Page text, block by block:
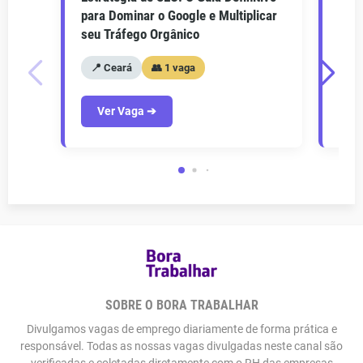
para Dominar o Google e Multiplicar
seu Tráfego Orgânico
📍 Ceará 👥 1 vaga
Ver Vaga ➔
SOBRE O BORA TRABALHAR
Divulgamos vagas de emprego diariamente de forma prática e
responsável. Todas as nossas vagas divulgadas neste canal são